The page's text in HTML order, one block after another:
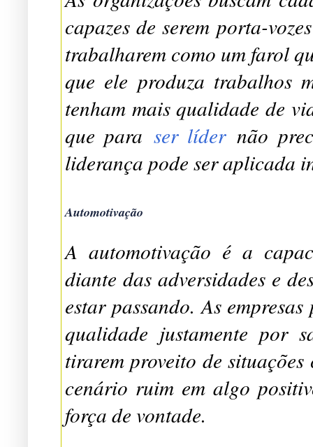
capazes de serem porta-
trabalharem como um farol
que ele produza trabalhos
tenham mais qualidade de
que para ser líder não
liderança pode ser aplicada
Automotivação
A automotivação é a
diante das adversidades e
estar passando. As
qualidade justamente por
tirarem proveito de
cenário ruim em algo
força de vontade.